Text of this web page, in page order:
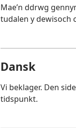
Mae’n ddrwg
tudalen y dewisoch
Dansk
Vi beklager. Den
tidspunkt.